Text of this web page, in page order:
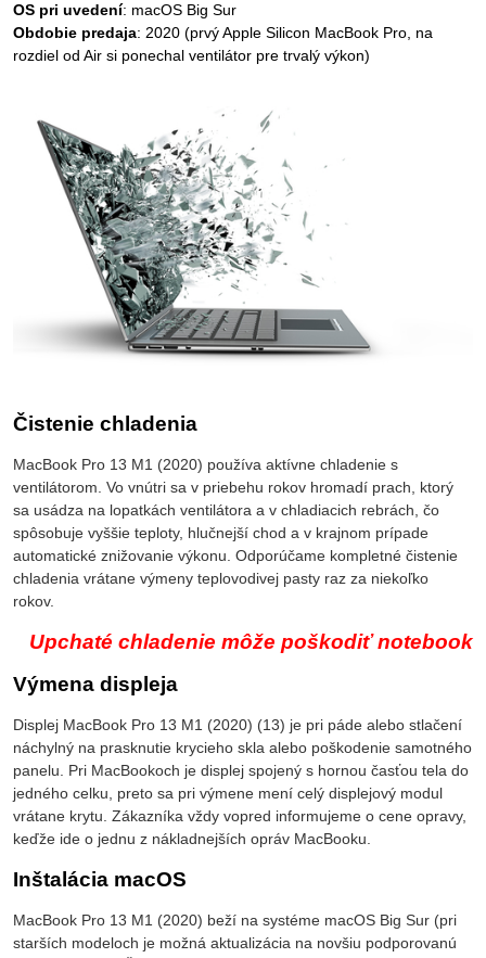
OS pri uvedení: macOS Big Sur
Obdobie predaja: 2020 (prvý Apple Silicon MacBook Pro, na
rozdiel od Air si ponechal ventilátor pre trvalý výkon)
Čistenie chladenia
MacBook Pro 13 M1 (2020) používa aktívne chladenie s
ventilátorom. Vo vnútri sa v priebehu rokov hromadí prach, ktorý
sa usádza na lopatkách ventilátora a v chladiacich rebrách, čo
spôsobuje vyššie teploty, hlučnejší chod a v krajnom prípade
automatické znižovanie výkonu. Odporúčame kompletné čistenie
chladenia vrátane výmeny teplovodivej pasty raz za niekoľko
rokov.
Upchaté chladenie môže poškodiť notebook
Výmena displeja
Displej MacBook Pro 13 M1 (2020) (13) je pri páde alebo stlačení
náchylný na prasknutie krycieho skla alebo poškodenie samotného
panelu. Pri MacBookoch je displej spojený s hornou časťou tela do
jedného celku, preto sa pri výmene mení celý displejový modul
vrátane krytu. Zákazníka vždy vopred informujeme o cene opravy,
keďže ide o jednu z nákladnejších opráv MacBooku.
Inštalácia macOS
MacBook Pro 13 M1 (2020) beží na systéme macOS Big Sur (pri
starších modeloch je možná aktualizácia na novšiu podporovanú